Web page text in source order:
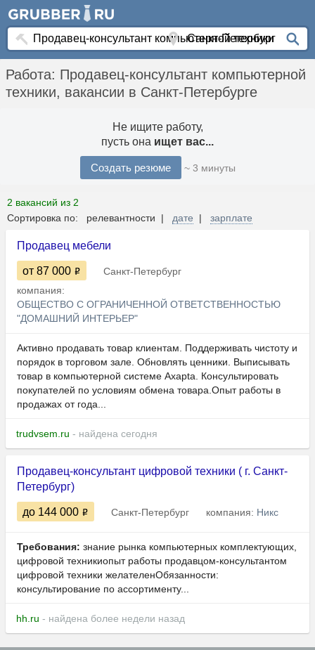
Работа: Продавец-консультант компьютерной
техники, вакансии в Санкт-Петербурге
Не ищите работу,
пусть она ищет вас...
Создать резюме ~ 3 минуты
2 вакансий из 2
Сортировка по: релевантности | дате | зарплате
Продавец мебели
от 87 000
Санкт-Петербург
компания:
ОБЩЕСТВО С ОГРАНИЧЕННОЙ ОТВЕТСТВЕННОСТЬЮ
"ДОМАШНИЙ ИНТЕРЬЕР"
Активно продавать товар клиентам. Поддерживать чистоту и
порядок в торговом зале. Обновлять ценники. Выписывать
товар в компьютерной системе Axapta. Консультировать
покупателей по условиям обмена товара.Опыт работы в
продажах от года...
trudvsem.ru - найдена сегодня
Продавец-консультант цифровой техники ( г. Санкт-
Петербург)
до 144 000 Санкт-Петербург компания: Никс
Требования: знание рынка компьютерных комплектующих,
цифровой техникиопыт работы продавцом-консультантом
цифровой техники желателенОбязанности:
консультирование по ассортименту...
hh.ru - найдена более недели назад